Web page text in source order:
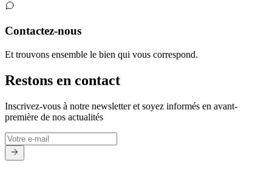
Contactez-nous
Et trouvons ensemble le bien qui vous correspond.
Restons en contact
Inscrivez-vous à notre newsletter et soyez informés en avant-
première de nos actualités